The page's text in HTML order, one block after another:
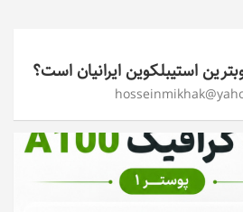
استیبلکوین ایرانیان است؟